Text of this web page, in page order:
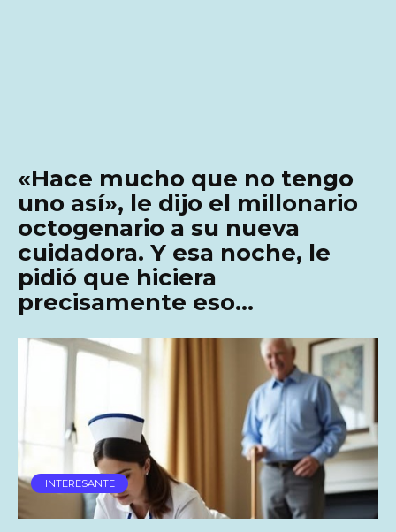
«Hace mucho que no tengo
uno así», le dijo el millonario
octogenario a su nueva
cuidadora. Y esa noche, le
pidió que hiciera
precisamente eso…
INTERESANTE